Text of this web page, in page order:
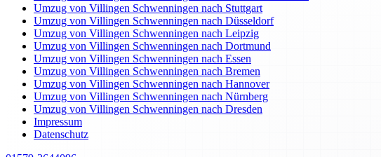
Umzug von Villingen Schwenningen nach Stuttgart
Umzug von Villingen Schwenningen nach Düsseldorf
Umzug von Villingen Schwenningen nach Leipzig
Umzug von Villingen Schwenningen nach Dortmund
Umzug von Villingen Schwenningen nach Essen
Umzug von Villingen Schwenningen nach Bremen
Umzug von Villingen Schwenningen nach Hannover
Umzug von Villingen Schwenningen nach Nürnberg
Umzug von Villingen Schwenningen nach Dresden
Impressum
Datenschutz